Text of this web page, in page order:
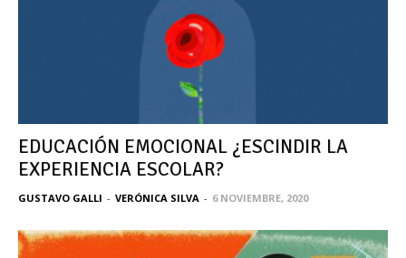
EDUCACIÓN EMOCIONAL ¿ESCINDIR LA
EXPERIENCIA ESCOLAR?
GUSTAVO GALLI - VERÓNICA SILVA - 6 NOVIEMBRE, 2020